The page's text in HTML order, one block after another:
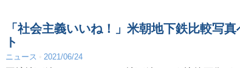
「社会主義いいね！」米朝地下鉄比較写
ト
ニュース 2021/06/24